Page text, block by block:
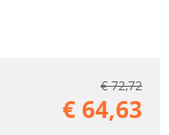
€72,72
€ 64,63